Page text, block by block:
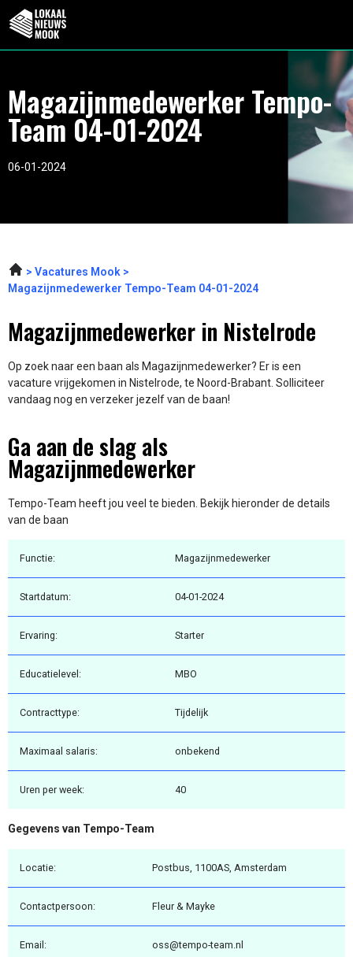
Magazijnmedewerker Tempo-
Team 04-01-2024
06-01-2024
Vacatures Mook
Magazijnmedewerker Tempo-Team 04-01-2024
Magazijnmedewerker in Nistelrode
Op zoek naar een baan als Magazijnmedewerker? Er is een
vacature vrijgekomen in Nistelrode, te Noord-Brabant. Solliciteer
vandaag nog en verzeker jezelf van de baan!
Ga aan de slag als
Magazijnmedewerker
Tempo-Team heeft jou veel te bieden. Bekijk hieronder de details
van de baan
Functie: Magazijnmedewerker
Startdatum: 04-01-2024
Ervaring: Starter
Educatielevel: MBO
Contracttype: Tijdelijk
Maximaal salaris: onbekend
Uren per week: 40
Gegevens van Tempo-Team
Locatie: Postbus, 1100AS, Amsterdam
Contactpersoon: Fleur & Mayke
Email: oss@tempo-team.nl